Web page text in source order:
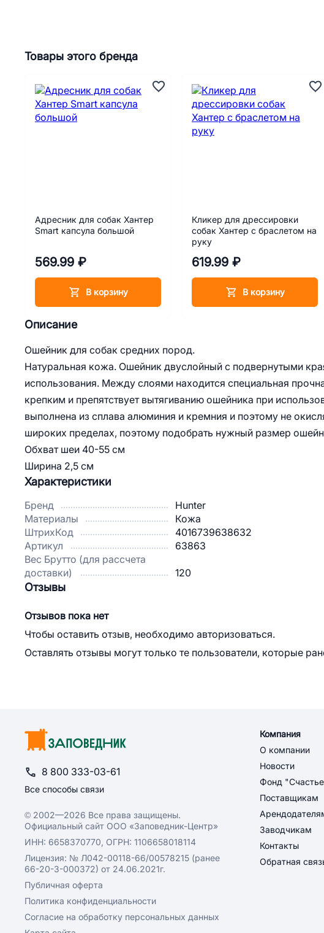
Описание
Ошейник для собак средних пород.
Натуральная кожа. Ошейник двуслойный с подвернутыми
использования. Между слоями находится специальная
крепким и препятствует вытягиванию ошейника при
выполнена из сплава алюминия и кремния и поэтому не
широких пределах, поэтому подобрать нужный размер
Обхват шеи 40-55 см
Ширина 2,5 см
Товары этого бренда
Адресник для собак Хантер
Smart капсула большой
569.99 ₽
В корзину
Кликер для дрессировки
собак Хантер с браслетом на
руку
619.99 ₽
В корзину
Характеристики
Бренд
Hunter
Материалы
Кожа
ШтрихКод
4016739638632
Артикул
63863
Вес Брутто (для рассчета
доставки)
120
Отзывы
Отзывов пока нет
Чтобы оставить отзыв, необходимо авторизоваться.
Оставлять отзывы могут только те пользователи, которые
8 800 333-03-61
Все способы связи
© 2002—2026 Все права защищены.
Официальный сайт ООО «Заповедник-Центр»
ИНН: 6658370770, ОГРН: 1106658018114
Лицензия: № Л042-00118-66/00578215 (ранее
66-20-3-000372) от 24.06.2021г.
Публичная оферта
Политика конфиденциальности
Согласие на обработку персональных данных
Компания
О компании
Новости
Фонд
Поставщикам
Заводчикам
Контакты
Обратная